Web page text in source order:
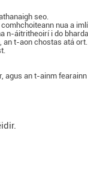
seo.
nua a
n-áitritheoirí i do
an t-aon chostas atá ort.
an t-ainm fearainn